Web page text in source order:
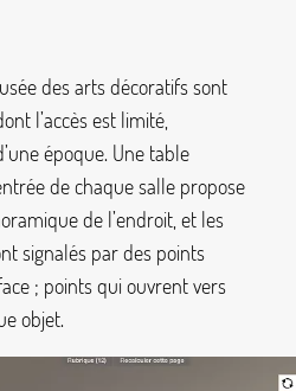
des arts décoratifs sont
l’accès est limité,
époque. Une table
de chaque salle propose
de l’endroit, et les
signalés par des points
; points qui ouvrent vers
objet.